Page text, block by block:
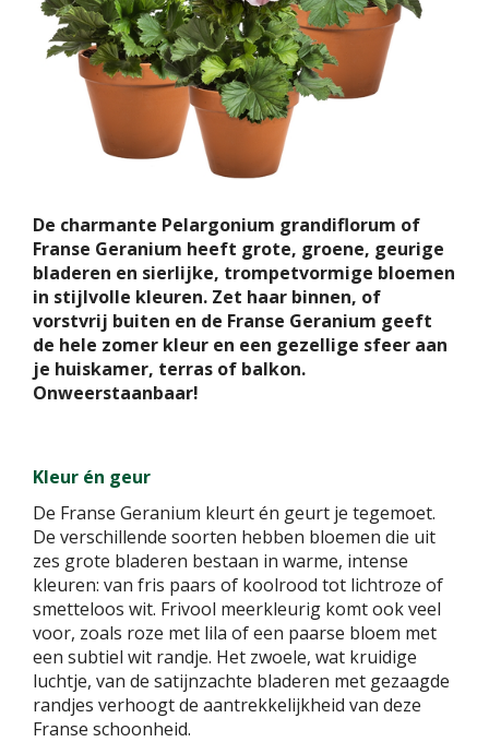
De charmante Pelargonium grandiflorum of
Franse Geranium heeft grote, groene, geurige
bladeren en sierlijke, trompetvormige bloemen
in stijlvolle kleuren. Zet haar binnen, of
vorstvrij buiten en de Franse Geranium geeft
de hele zomer kleur en een gezellige sfeer aan
je huiskamer, terras of balkon.
Onweerstaanbaar!
Kleur én geur
De Franse Geranium kleurt én geurt je tegemoet.
De verschillende soorten hebben bloemen die uit
zes grote bladeren bestaan in warme, intense
kleuren: van fris paars of koolrood tot lichtroze of
smetteloos wit. Frivool meerkleurig komt ook veel
voor, zoals roze met lila of een paarse bloem met
een subtiel wit randje. Het zwoele, wat kruidige
luchtje, van de satijnzachte bladeren met gezaagde
randjes verhoogt de aantrekkelijkheid van deze
Franse schoonheid.